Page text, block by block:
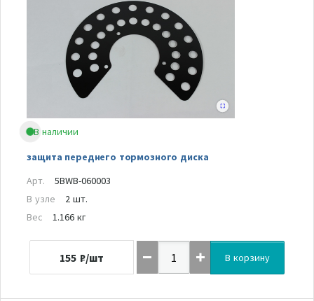
В наличии
защита переднего тормозного диска
Арт.
5BWB-060003
В узле
2 шт.
Вес
1.166 кг
155 ₽/шт В корзину